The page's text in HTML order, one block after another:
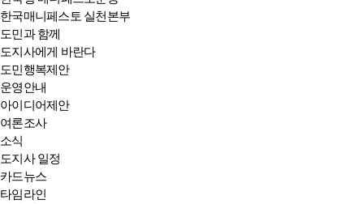
한국매니페스토 실천본부
도민과 함께
도지사에게 바란다
도민행복제안
운영안내
아이디어제안
여론조사
소식
도지사 일정
카드뉴스
타임라인